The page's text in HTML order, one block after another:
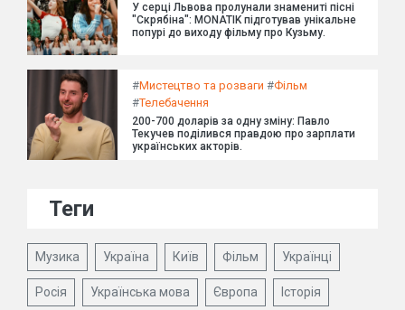
У серці Львова пролунали знамениті пісні
"Скрябіна": MONATIK підготував унікальне
попурі до виходу фільму про Кузьму.
#Мистецтво та розваги #Фільм
#Телебачення
200-700 доларів за одну зміну: Павло
Текучев поділився правдою про зарплати
українських акторів.
Теги
Музика Україна Київ Фільм Українці
Росія Українська мова Європа Історія